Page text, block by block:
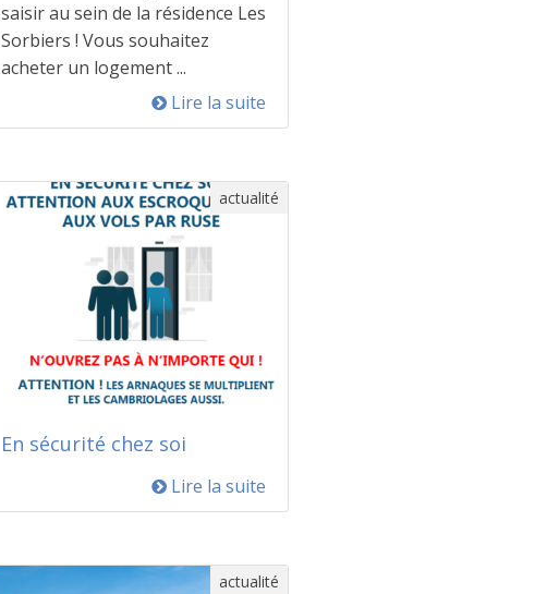
saisir au sein de la résidence Les
Sorbiers ! Vous souhaitez
acheter un logement ...
Lire la suite
actualité
En sécurité chez soi
Lire la suite
actualité